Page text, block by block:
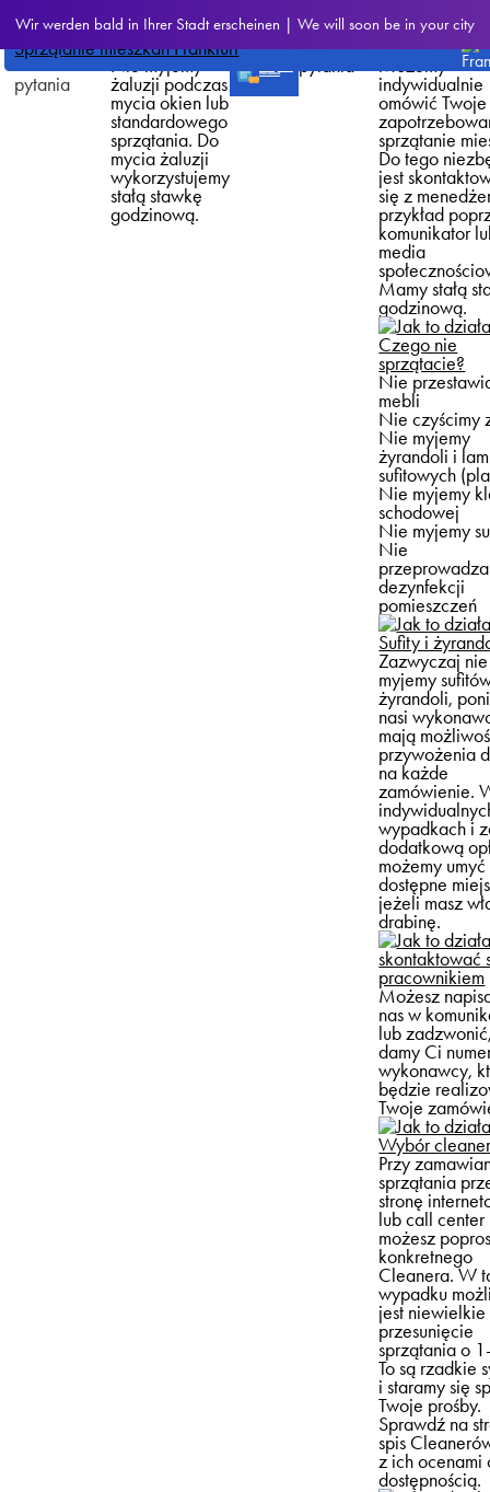
Wir werden bald in Ihrer Stadt erscheinen | We will soon be in your city
Frankfurt
>Często
zadawane
pytania
firma myje
żaluzje?
żaluzji podczas
mycia okien lub
standardowego
sprzątania. Do
mycia żaluzji
wykorzystujemy
stałą stawkę
godzinową.
okien
mieszkania
często
zadawaneprośby
indywidualnie
omówić Twoje
sprzątanie
Do tego
jest
się z
przykład
komunikator
media
Mamy stałą
godzinową.
Czego nie
sprzątacie?
Nie
mebli
Nie czyścimy
Nie myjemy
żyrandoli i
sufitowych
Nie myjemy
schodowej
Nie myjemy
Nie
dezynfekcji
pomieszczeń
Sufity i
Zazwyczaj nie
myjemy
żyrandoli,
nasi
mają
przywożenia
na każde
zamówienie.
wypadkach i
dodatkową
możemy
dostępne
jeżeli masz
drabinę.
skontaktować
pracownikiem
Możesz
nas w
lub
damy Ci
wykonawcy,
będzie
Twoje
Wybór
Przy
sprzątania
stronę
lub call center
możesz
konkretnego
Cleanera. W
wypadku
jest niewielkie
przesunięcie
sprzątania o
To są rzadkie
i staramy się
Twoje prośby.
Sprawdź na
spis
z ich ocenami
dostępnością.